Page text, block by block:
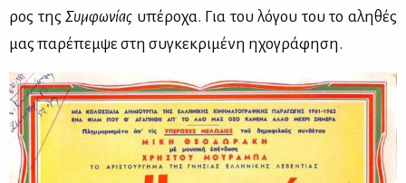
ρος τηςΣυμ­φω­νί­ας υπέ­ρο­χα. Για του λό­γου του το αλη­θές
μας πα­ρέ­πεμ­ψε στη συ­γκε­κρι­μέ­νη ηχο­γρά­φη­ση.